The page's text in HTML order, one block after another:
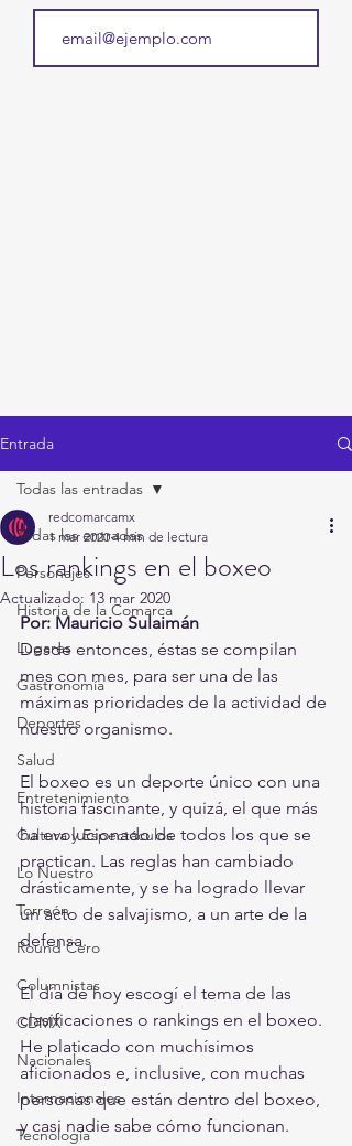
Entrada
Todas las entradas
Personajes
Historia de la Comarca
Lugares
Gastronomía
Deportes
Salud
Entretenimiento
Cultura y Espectáculos
Lo Nuestro
Torreón
Round Cero
Columnistas
CDMX
Nacionales
Internacionales
Tecnología
Todas las entradas
Los rankings en el boxeo
redcomarcamx
1 mar 2020 4 min de lectura
Actualizado: 13 mar 2020
Por: Mauricio Sulaimán
Desde entonces, éstas se compilan
mes con mes, para ser una de las
máximas prioridades de la actividad de
nuestro organismo.
El boxeo es un deporte único con una
historia fascinante, y quizá, el que más
ha evolucionado de todos los que se
practican. Las reglas han cambiado
drásticamente, y se ha logrado llevar
un acto de salvajismo, a un arte de la
defensa.
El día de hoy escogí el tema de las
clasificaciones o rankings en el boxeo.
He platicado con muchísimos
aficionados e, inclusive, con muchas
personas que están dentro del boxeo,
y casi nadie sabe cómo funcionan.